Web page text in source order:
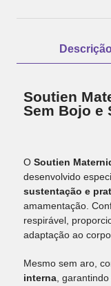
Soutien
Sem Bojo e
O Soutien
desenvolvido
sustentação e
amamentação.
respirável,
adaptação ao
Mesmo sem aro,
interna,